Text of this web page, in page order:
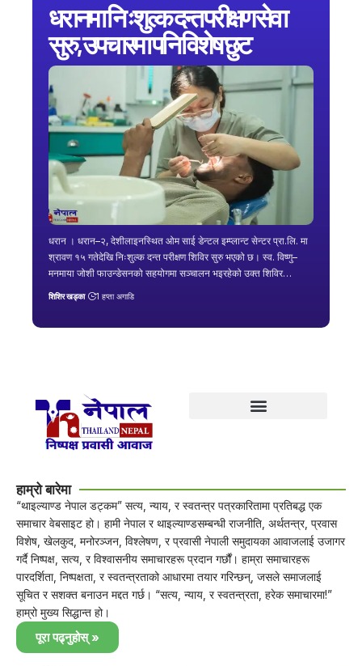
धरानमा निःशुल्क दन्त परीक्षण सेवा
सुरु, उपचारमा पनि विशेष छुट
धरान । धरान–२, देशीलाइनस्थित ओम साई डेन्टल इम्प्लान्ट सेन्टर प्रा.लि. मा
श्रावण १५ गतेदेखि निःशुल्क दन्त परीक्षण शिविर सुरु भएको छ। स्व. विष्णु–
मनमाया जोशी फाउन्डेसनको सहयोगमा सञ्चालन भइरहेको उक्त शिविर…
शिशिर खड्का 1 हप्ता अगाडि
हाम्रो बारेमा
“थाइल्याण्ड नेपाल डट्कम” सत्य, न्याय, र स्वतन्त्र पत्रकारितामा प्रतिबद्ध एक
समाचार वेबसाइट हो। हामी नेपाल र थाइल्याण्डसम्बन्धी राजनीति, अर्थतन्त्र, प्रवास
विशेष, खेलकुद, मनोरञ्जन, विश्लेषण, र प्रवासी नेपाली समुदायका आवाजलाई उजागर
गर्दै निष्पक्ष, सत्य, र विश्वासनीय समाचारहरू प्रदान गर्छौं। हाम्रा समाचारहरू
पारदर्शिता, निष्पक्षता, र स्वतन्त्रताको आधारमा तयार गरिन्छन्, जसले समाजलाई
सूचित र सशक्त बनाउन मद्दत गर्छ। “सत्य, न्याय, र स्वतन्त्रता, हरेक समाचारमा!”
हाम्रो मुख्य सिद्धान्त हो।
पूरा पढ्नुहोस् »